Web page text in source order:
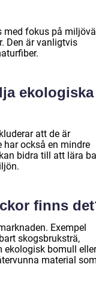
med fokus på
Den är vanligtvis
ekologiska
att de är
också en mindre
bidra till att lära
finns
Exempel
skogsbruksträ,
ekologisk bomull
material